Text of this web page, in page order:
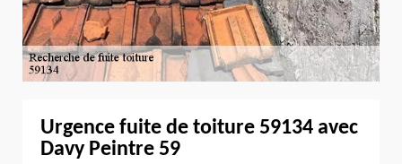
Urgence fuite de toiture 59134 avec
Davy Peintre 59